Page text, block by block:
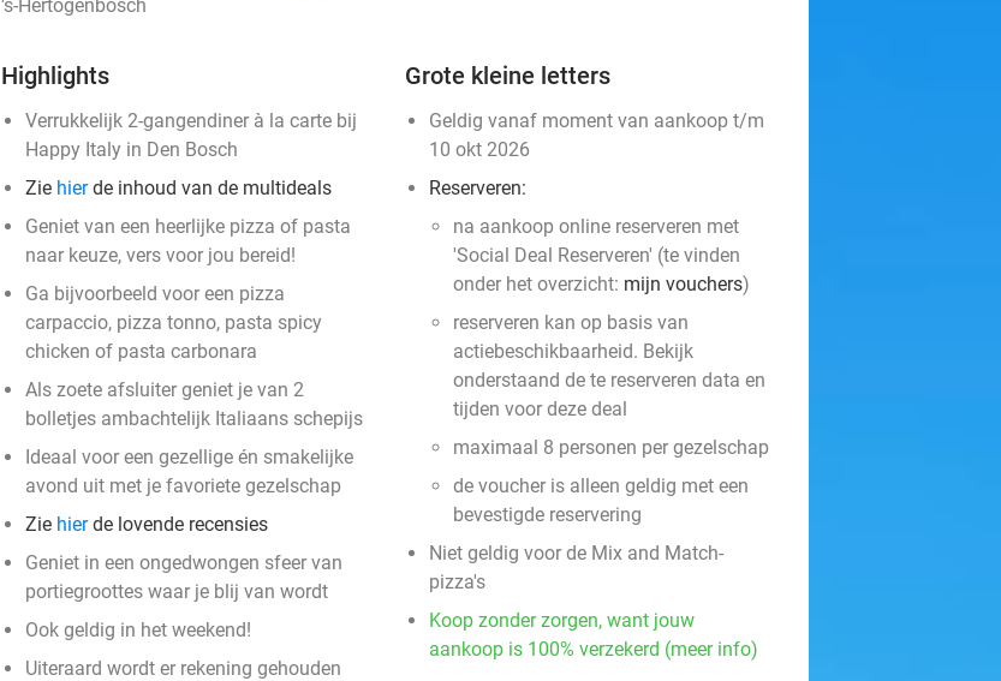
's-Hertogenbosch
Highlights
Verrukkelijk 2-gangendiner à la carte bij
Happy Italy in Den Bosch
Zie hierde inhoud van de multideals
Geniet van een heerlijke pizza of pasta
naar keuze, vers voor jou bereid!
Ga bijvoorbeeld voor een pizza
carpaccio, pizza tonno, pasta spicy
chicken of pasta carbonara
Als zoete afsluiter geniet je van 2
bolletjes ambachtelijk Italiaans schepijs
Ideaal voor een gezellige én smakelijke
avond uit met je favoriete gezelschap
Zie hierde lovende recensies
Geniet in een ongedwongen sfeer van
portiegroottes waar je blij van wordt
Ook geldig in het weekend!
Uiteraard wordt er rekening gehouden
Grote kleine letters
Geldig vanaf moment van aankoop t/m
10 okt 2026
Reserveren:
na aankoop online reserveren met
'Social Deal Reserveren' (te vinden
onder het overzicht: mijn vouchers)
reserveren kan op basis van
actiebeschikbaarheid. Bekijk
onderstaand de te reserveren data en
tijden voor deze deal
maximaal 8 personen per gezelschap
de voucher is alleen geldig met een
bevestigde reservering
Niet geldig voor de Mix and Match-
pizza's
Koop zonder zorgen, want jouw
aankoop is 100% verzekerd (meer info)